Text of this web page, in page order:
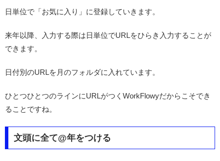
日単位で「お気に入り」に登録していきます。
来年以降、入力する際は日単位でURLをひらき入力することが
できます。
日付別のURLを月のフォルダに入れています。
ひとつひとつのラインにURLがつくWorkFlowyだからこそでき
ることですね。
文頭に全て@年をつける